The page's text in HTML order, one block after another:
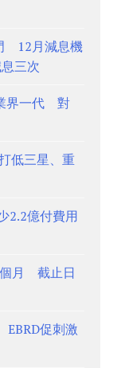
12月減息機
三次
界一代 對
低三星、重
2.2億付費用
個月 截止日
EBRD促刺激